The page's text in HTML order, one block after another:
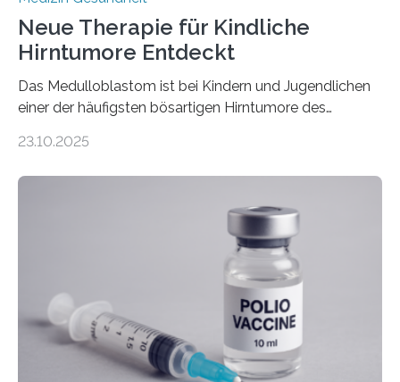
Neue Therapie für Kindliche
Hirntumore Entdeckt
Das Medulloblastom ist bei Kindern und Jugendlichen
einer der häufigsten bösartigen Hirntumore des
Betroffenen können mit heutigen Methoden geheilt
Dringend benötigt werden zielgerichtete Therapien, die
nur Tumorschwachstellen angreifen und normales
Gewebe verschonen. Forschende um Daniel Merk vom
Hertie-Institut für klinische Hirnforschung am
Universitätsklinikum Tübingen haben eine solche
Schwachstelle im Erbgut einer Untergruppe des
Medulloblastoms gefunden. Die Wilhelm Sander-
Stiftung unterstützte das Projekt…
23.10.2025